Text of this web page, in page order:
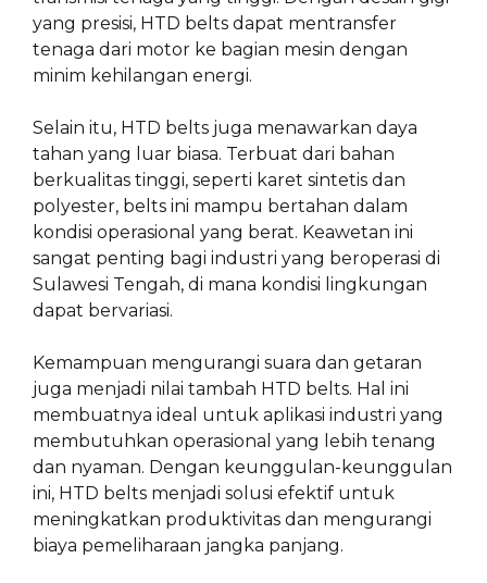
yang presisi, HTD belts dapat mentransfer
tenaga dari motor ke bagian mesin dengan
minim kehilangan energi.
Selain itu, HTD belts juga menawarkan daya
tahan yang luar biasa. Terbuat dari bahan
berkualitas tinggi, seperti karet sintetis dan
polyester, belts ini mampu bertahan dalam
kondisi operasional yang berat. Keawetan ini
sangat penting bagi industri yang beroperasi di
Sulawesi Tengah, di mana kondisi lingkungan
dapat bervariasi.
Kemampuan mengurangi suara dan getaran
juga menjadi nilai tambah HTD belts. Hal ini
membuatnya ideal untuk aplikasi industri yang
membutuhkan operasional yang lebih tenang
dan nyaman. Dengan keunggulan-keunggulan
ini, HTD belts menjadi solusi efektif untuk
meningkatkan produktivitas dan mengurangi
biaya pemeliharaan jangka panjang.